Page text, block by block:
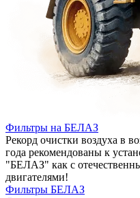
Фильтры на БЕЛАЗ
Рекорд очистки воздуха в
года рекомендованы к
"БЕЛАЗ" как с
двигателями!
Фильтры БЕЛАЗ